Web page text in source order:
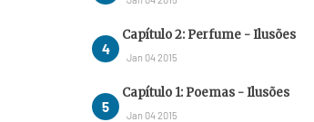
Capítulo 2: Perfume - Ilusões
Jan 04 2015
Capítulo 1: Poemas - Ilusões
Jan 04 2015